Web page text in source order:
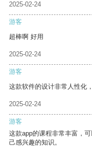
2025-02-24
游客
超棒啊 好用
2025-02-24
游客
这款软件的设计非常人性化
2025-02-24
游客
这款app的课程非常丰富，
己感兴趣的知识。